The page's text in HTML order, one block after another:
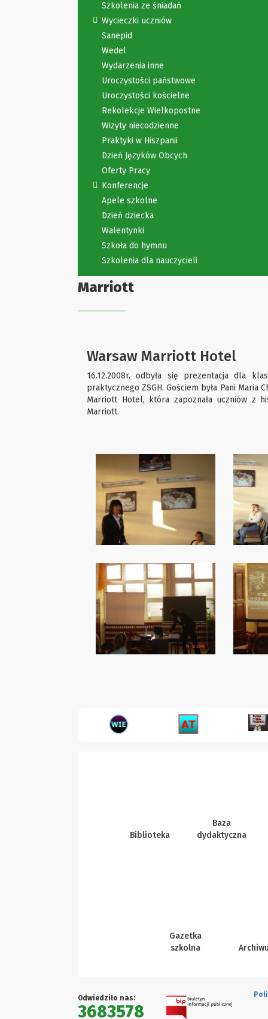
Szkolenia ze śniadań
Wycieczki uczniów
Sanepid
Wedel
Wydarzenia inne
Uroczystości państwowe
Uroczystości kościelne
Rekolekcje Wielkopostne
Wizyty niecodzienne
Praktyki w Hiszpanii
Dzień Języków Obcych
Oferty Pracy
Konferencje
Apele szkolne
Dzień dziecka
Walentynki
Szkoła do hymnu
Szkolenia dla nauczycieli
Marriott
Warsaw Marriott Hotel
16.12.2008r. odbyła się prezentacja dla
praktycznego ZSGH. Gościem była Pani Maria
Marriott Hotel, która zapoznała uczniów z
Marriott.
Biblioteka
Baza
dydaktyczna
Gazetka
szkolna
Odwiedziło nas:
3683578